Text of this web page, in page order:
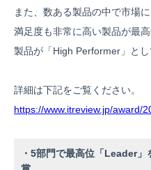
また、数ある製品の中で市場
満足度も非常に高い製品が最
製品が「High Performer」とし
詳細は下記をご覧ください。
https://www.itreview.jp/award/
・5部門で最高位「Leader